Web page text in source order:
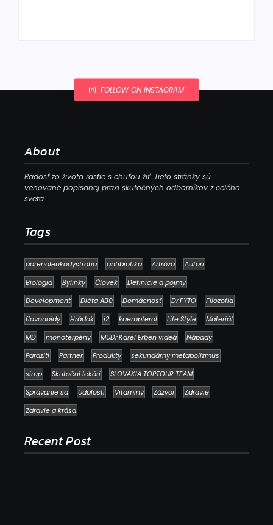
FOLLOW ON INSTAGRAM
About
Radosť zo života rastie s chuťou žiť. Tieto stránky sú
venované popísanej praxi skutočných odborníkov z celého
sveta.
Tags
adrenoleukodystrofia antibiotiká Artróza
Autori
Biológia
Bylinky Človek
Definície a pojmy
Development
Diéta AB0 Domácnosť Dr.FYTO
Filozofia
flavonoidy
Hrádok i2 kaempferol Life Style
Materiál
MD
monoterpény MUDr.Karel Erben videá
Nápady
Paraziti
Partner Produkty
sekundárny metabolizmus
sirup
Skutoční lekári
SLOVAKIA TOPTOUR TEAM
Správanie sa
Udalosti Vitamíny Zázvor
Zdravie
Zdravie a krása
Recent Post